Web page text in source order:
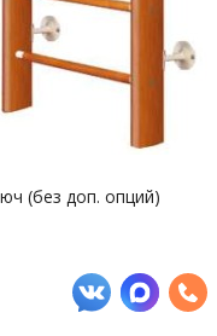
(без доп. опций)